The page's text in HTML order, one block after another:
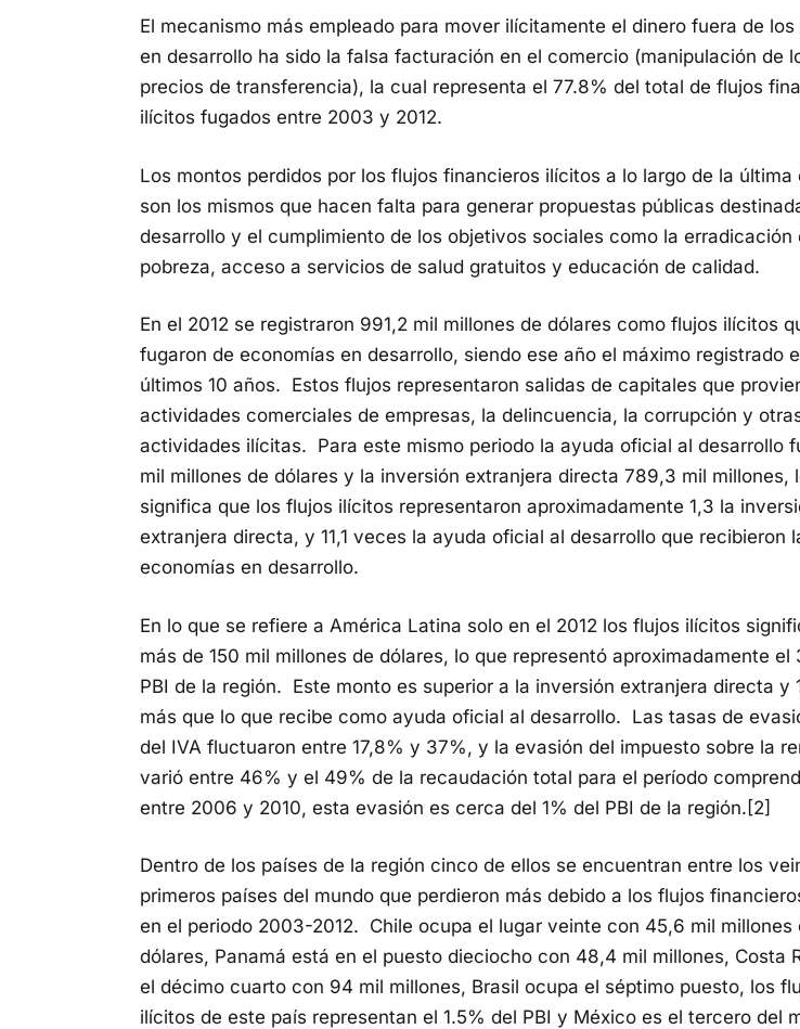
El mecanismo más empleado para mover ilícitamente el dinero fuera de los
en desarrollo ha sido la falsa facturación en el comercio (manipulación de
precios de transferencia), la cual representa el 77.8% del total de flujos
ilícitos fugados entre 2003 y 2012.
Los montos perdidos por los flujos financieros ilícitos a lo largo de la última
son los mismos que hacen falta para generar propuestas públicas
desarrollo y el cumplimiento de los objetivos sociales como la erradicación
pobreza, acceso a servicios de salud gratuitos y educación de calidad.
En el 2012 se registraron 991,2 mil millones de dólares como flujos ilícitos
fugaron de economías en desarrollo, siendo ese año el máximo registrado
últimos 10 años. Estos flujos representaron salidas de capitales que
actividades comerciales de empresas, la delincuencia, la corrupción y
actividades ilícitas. Para este mismo periodo la ayuda oficial al desarrollo
mil millones de dólares y la inversión extranjera directa 789,3 mil millones,
significa que los flujos ilícitos representaron aproximadamente 1,3 la
extranjera directa, y 11,1 veces la ayuda oficial al desarrollo que recibieron
economías en desarrollo.
En lo que se refiere a América Latina solo en el 2012 los flujos ilícitos
más de 150 mil millones de dólares, lo que representó aproximadamente el
PBI de la región. Este monto es superior a la inversión extranjera directa y
más que lo que recibe como ayuda oficial al desarrollo. Las tasas de
del IVA fluctuaron entre 17,8% y 37%, y la evasión del impuesto sobre la
varió entre 46% y el 49% de la recaudación total para el período
entre 2006 y 2010, esta evasión es cerca del 1% del PBI de la región.[2]
Dentro de los países de la región cinco de ellos se encuentran entre los
primeros países del mundo que perdieron más debido a los flujos
en el periodo 2003-2012. Chile ocupa el lugar veinte con 45,6 mil millones
dólares, Panamá está en el puesto dieciocho con 48,4 mil millones, Costa
el décimo cuarto con 94 mil millones, Brasil ocupa el séptimo puesto, los
ilícitos de este país representan el 1.5% del PBI y México es el tercero del